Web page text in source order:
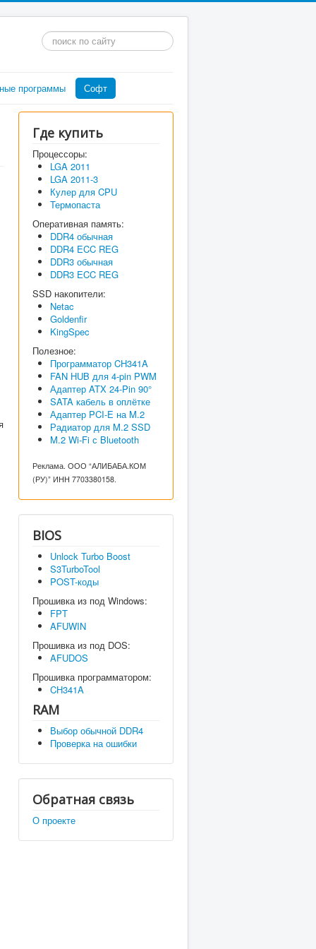
Искать...
программы Софт
Где купить
Процессоры:
LGA 2011
LGA 2011-3
Кулер для CPU
Термопаста
Оперативная память:
DDR4 обычная
DDR4 ECC REG
DDR3 обычная
DDR3 ECC REG
SSD накопители:
Netac
Goldenfir
KingSpec
Полезное:
Программатор CH341A
FAN HUB для 4-pin PWM
Адаптер ATX 24-Pin 90°
SATA кабель в оплётке
Адаптер PCI-E на M.2
Радиатор для M.2 SSD
M.2 Wi-Fi с Bluetooth
Реклама. ООО “АЛИБАБА.КОМ
(РУ)” ИНН 7703380158.
BIOS
Unlock Turbo Boost
S3TurboTool
POST-коды
Прошивка из под Windows:
FPT
AFUWIN
Прошивка из под DOS:
AFUDOS
Прошивка программатором:
CH341A
RAM
Выбор обычной DDR4
Проверка на ошибки
Обратная связь
О проекте